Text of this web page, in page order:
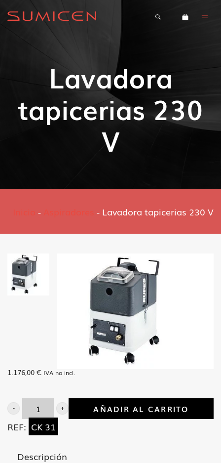
Lavadora
tapicerias 230
V
- - Lavadora tapicerias 230 V
1.176,00 € IVA no incl.
Lavadora
tapicerias
AÑADIR AL CARRITO
REF: CK 31
Descripción